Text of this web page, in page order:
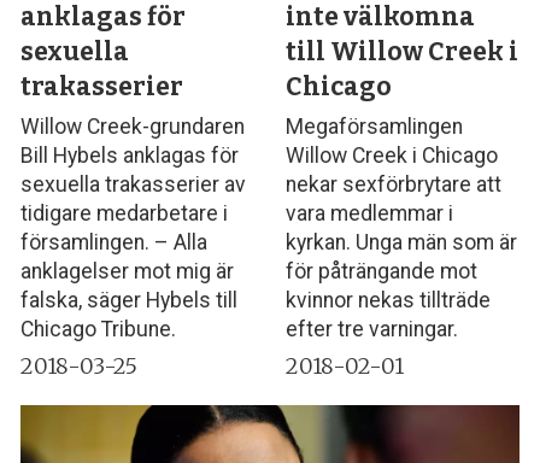
anklagas för
sexuella
trakasserier
Willow Creek-grundaren
Bill Hybels anklagas för
sexuella trakasserier av
tidigare medarbetare i
församlingen. – Alla
anklagelser mot mig är
falska, säger Hybels till
Chicago Tribune.
2018-03-25
inte välkomna
till Willow Creek i
Chicago
Megaförsamlingen
Willow Creek i Chicago
nekar sexförbrytare att
vara medlemmar i
kyrkan. Unga män som är
för påträngande mot
kvinnor nekas tillträde
efter tre varningar.
2018-02-01